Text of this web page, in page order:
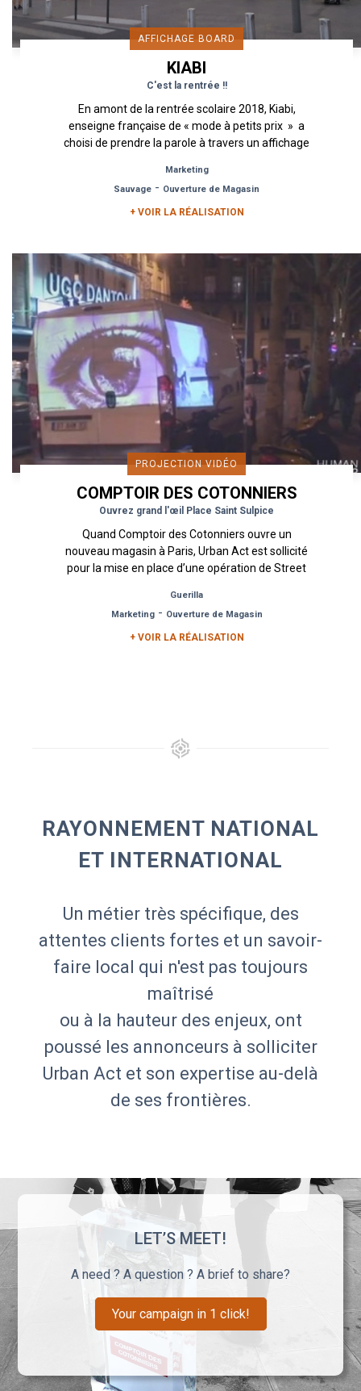
AFFICHAGE BOARD
KIABI
C'est la rentrée !!
En amont de la rentrée scolaire 2018, Kiabi,
enseigne française de « mode à petits prix » a
choisi de prendre la parole à travers un affichage
Marketing
Sauvage - Ouverture de Magasin
+ VOIR LA RÉALISATION
PROJECTION VIDÉO
COMPTOIR DES COTONNIERS
Ouvrez grand l'œil Place Saint Sulpice
Quand Comptoir des Cotonniers ouvre un
nouveau magasin à Paris, Urban Act est sollicité
pour la mise en place d’une opération de Street
Guerilla
Marketing- Ouverture de Magasin
+ VOIR LA RÉALISATION
RAYONNEMENT NATIONAL
ET INTERNATIONAL
Un métier très spécifique, des
attentes clients fortes et un savoir-
faire local qui n'est pas toujours
maîtrisé
ou à la hauteur des enjeux, ont
poussé les annonceurs à solliciter
Urban Act et son expertise au-delà
de ses frontières.
LET’S MEET!
A need ? A question ? A brief to share?
Your campaign in 1 click!